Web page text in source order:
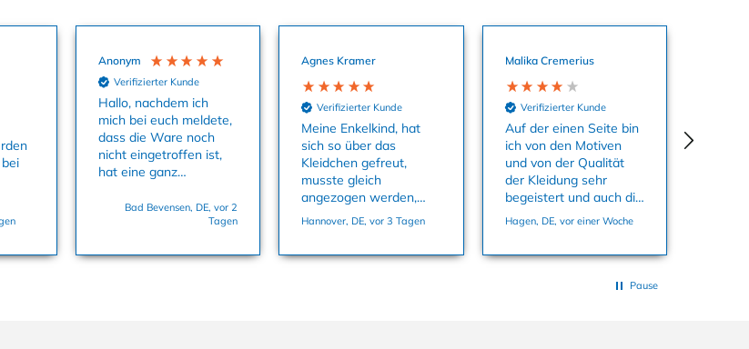
Anonym
Verifizierter Kunde
Hallo, nachdem ich
mich bei euch meldete,
dass die Ware noch
nicht eingetroffen ist,
hat eine ganz
uns sofort die
Babysachen zukommen
nochmals dafür. Viele
Bad Bevensen, DE, vor 2
Tagen
Agnes Kramer
Verifizierter Kunde
Meine Enkelkind, hat
sich so über das
Kleidchen gefreut,
musste gleich
angezogen werden,
dass Material ist super
und es passt in der
Hannover, DE, vor 3 Tagen
Malika Cremerius
Verifizierter Kunde
Auf der einen Seite bin
ich von den Motiven
und von der Qualität
der Kleidung sehr
begeistert und auch die
Farben sind echt toll.
Auf der anderen Seite
geärgert dass ich
Sachen kaufen konnte
Hagen, DE, vor einer Woche
Pause